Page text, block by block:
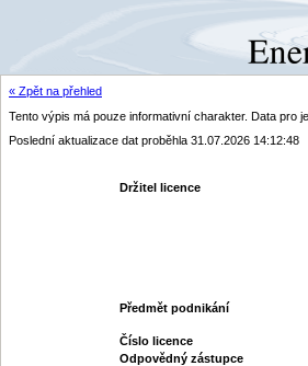
« Zpět na přehled
Tento výpis má pouze informativní charakter. Data pro
Poslední aktualizace dat proběhla 31.07.2026 14:12:48
Držitel licence
Předmět podnikání
Číslo licence
Odpovědný zástupce